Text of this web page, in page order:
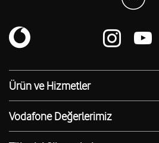
Ürün ve Hizmetler
Yanımda Uygulaması
Vodafone 4.5G
Ürünler
Vodafone Değerlerimiz
Sosyal Destek